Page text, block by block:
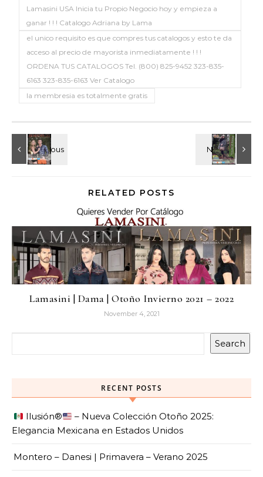
Lamasini USA Inicia tu Propio Negocio hoy y empieza a
ganar ! ! ! Catalogo Adriana by Lama
el unico requisito es que compres tus catalogos y esto te da
acceso al precio de mayorista inmediatamente ! ! !
ORDENA TUS CATALOGOS Tel. (800) 825-9452 323-835-
6163 323-835-6163 Ver Catalogo
la membresia es totalmente gratis
RELATED POSTS
Lamasini | Dama | Otoño Invierno 2021 – 2022
November 4, 2021
Search
RECENT POSTS
Ilusión®️
– Nueva Colección Otoño 2025:
Elegancia Mexicana en Estados Unidos
Montero – Danesi | Primavera – Verano 2025